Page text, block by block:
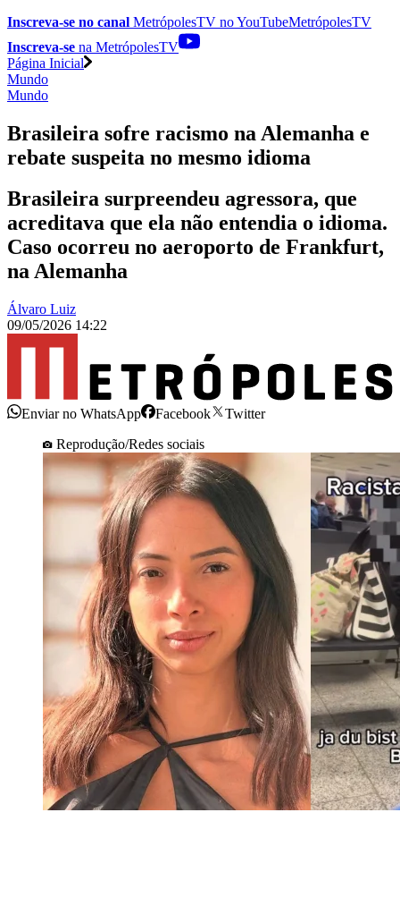
Inscreva-se no canal MetrópolesTV noYouTubeMetrópolesTV
Inscreva-se na MetrópolesTV
Página Inicial
Mundo
Mundo
Brasileira sofre racismo na Alemanha e
rebate suspeita no mesmo idioma
Brasileira surpreendeu agressora, que
acreditava que ela não entendia o idioma.
Caso ocorreu no aeroporto de Frankfurt,
na Alemanha
Álvaro Luiz
09/05/2026 14:22
Enviar no WhatsApp Facebook
Twitter
Reprodução/Redes sociais